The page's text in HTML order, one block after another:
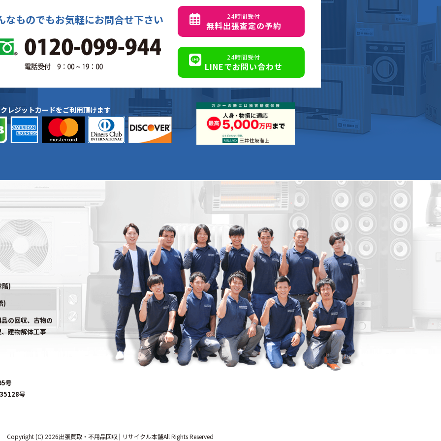
なものでもお気軽にお問合せ下さい 24時間受付
無料出張査定の予約
24時間受付
LINEでお問い合わせ
レジットカードをご利用頂けます
)
)
の回収、古物の
建物解体工事
号
号
Copyright (C) 2026出張買取・不用品回収 | リサイクル本舗All Rights Reserved